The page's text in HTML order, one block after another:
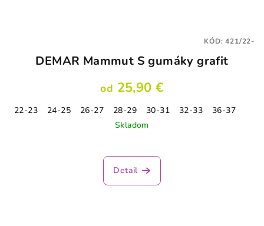
DEMAR Mammut S gumáky grafit
od 25,90 €
22-23 24-25 26-27 28-29 30-31 32-33
36-37
Skladom
hodnotenie
produktu
Detail
KÓD:421/22-